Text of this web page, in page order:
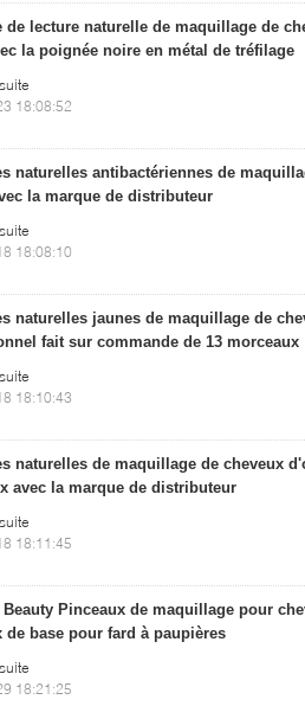
de lecture naturelle de maquillage de
la poignée noire en métal de tréfilage
18:08:52
naturelles antibactériennes de
la marque de distributeur
18:08:10
naturelles jaunes de maquillage de
fait sur commande de 13 morceaux
18:10:43
naturelles de maquillage de cheveux
avec la marque de distributeur
18:11:45
Beauty Pinceaux de maquillage pour
de base pour fard à paupières
18:21:25